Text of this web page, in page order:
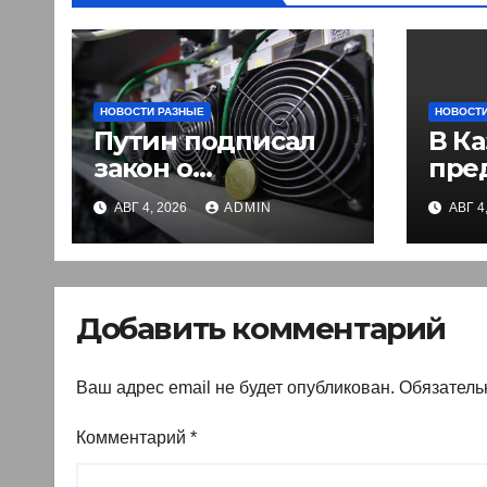
НОВОСТИ РАЗНЫЕ
Путин подписал
закон о
легализации
криптовалют в
России. Что нужно
АВГ 4, 2026 ADMIN
В
АВГ
Добавить комментарий
Ваш адрес email не будет опубликован.
Комментарий *